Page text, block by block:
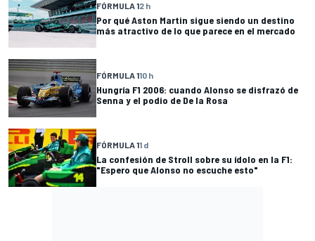
FÓRMULA 12 h
Por qué Aston Martin sigue siendo un destino
más atractivo de lo que parece en el mercado
FÓRMULA 110 h
Hungría F1 2006: cuando Alonso se disfrazó de
Senna y el podio de De la Rosa
FÓRMULA 11 d
La confesión de Stroll sobre su ídolo en la F1:
"Espero que Alonso no escuche esto"